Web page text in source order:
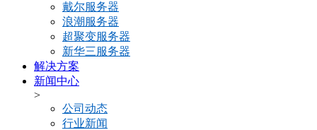
戴尔服务器
浪潮服务器
超聚变服务器
新华三服务器
解决方案
新闻中心
>
公司动态
行业新闻